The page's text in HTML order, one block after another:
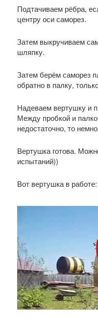
Подтачиваем рёбра,
центру оси саморез.
Затем выкручиваем
шляпку.
Затем берём саморез
обратно в палку,
Надеваем вертушку и
Между пробкой и
недостаточно, то
Вертушка готова.
испытаний))
Вот вертушка в работе: